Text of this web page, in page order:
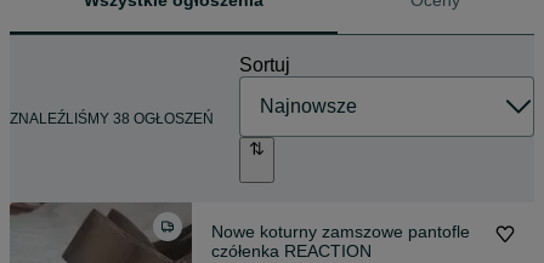
ZNALEŹLIŚMY 38 OGŁOSZEŃ
Sortuj
Nowe koturny zamszowe pantofle
czółenka REACTION